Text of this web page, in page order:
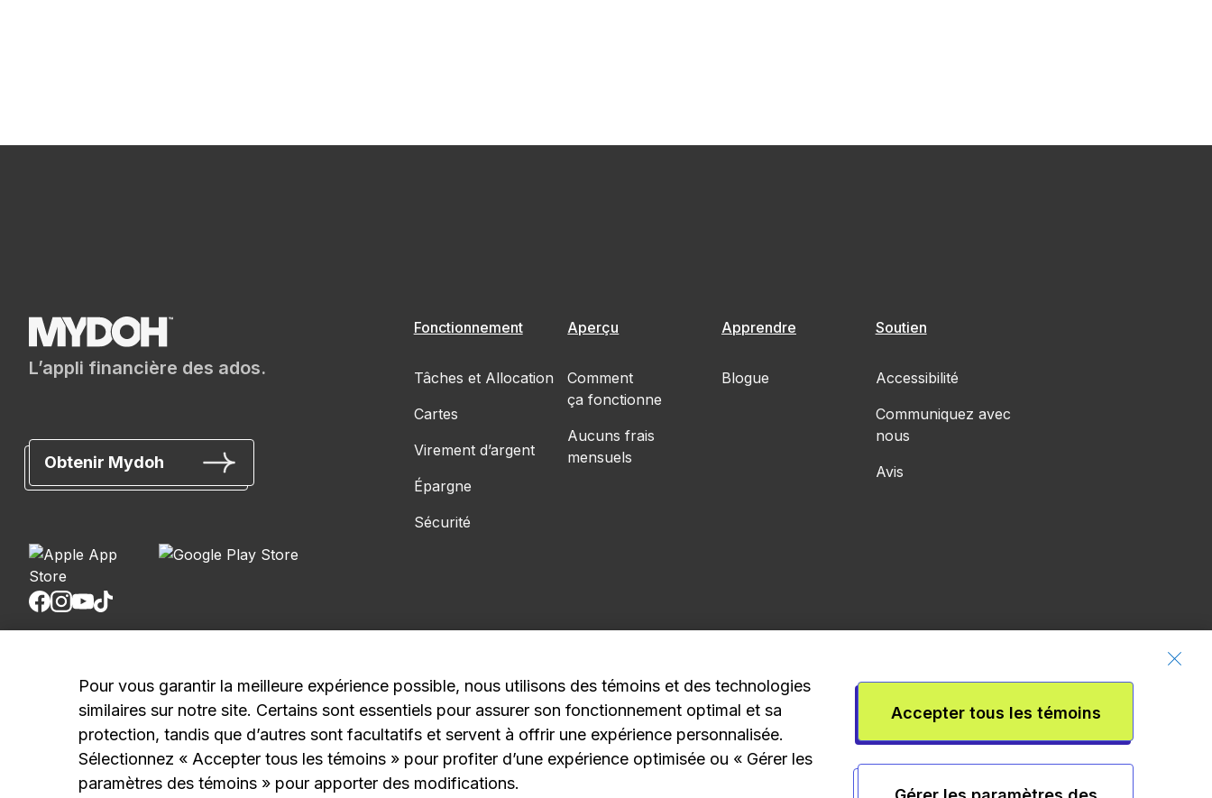
L’appli financière des ados.
Obtenir Mydoh
Fonctionnement
Tâches et Allocation
Cartes
Virement d’argent
Épargne
Sécurité
Aperçu
Comment
ça fonctionne
Aucuns frais
mensuels
Apprendre
Blogue
Soutien
Accessibilité
Communiquez avec
nous
Avis
Banque Royale du Canada, © 2026
20, rue King Ouest, 8e étage, Toronto (Ontario) M5H 1C4
Conditions de l’appli Mydoh Conditions de la carte à puce prépayée Rensperssecurite
Publicité et témoins
Conditions d’utilisation
Pour vous garantir la meilleure expérience possible, nous utilisons des témoins et des technologies
similaires sur notre site. Certains sont essentiels pour assurer son fonctionnement optimal et sa
protection, tandis que d’autres sont facultatifs et servent à offrir une expérience personnalisée.
Sélectionnez « Accepter tous les témoins » pour profiter d’une expérience optimisée ou « Gérer les
paramètres des témoins » pour apporter des modifications.
Accepter tous les témoins